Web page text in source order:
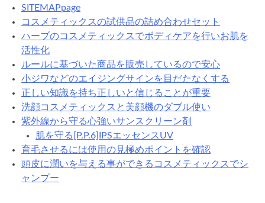
SITEMAPpage
コスメティックスの試供品の詰め合わせセット
ハーブのコスメティックスでボディケアを行いお肌を
活性化
ルールに基づいた商品を販売しているので安心
小ジワなどのエイジングサインを目だたなくする
正しい知識を持ち正しいと信じることが重要
洗顔コスメティックスと美顔機のダブル使い
紫外線から守る心強いサンスクリーン剤
肌を守る[P.P.6]IPSエッセンスUV
育毛させるには使用の見極めポイントを確認
頭皮に潤いを与える事ができるコスメティックスでシ
ャンプー